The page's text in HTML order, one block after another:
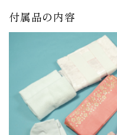
付属品の内容